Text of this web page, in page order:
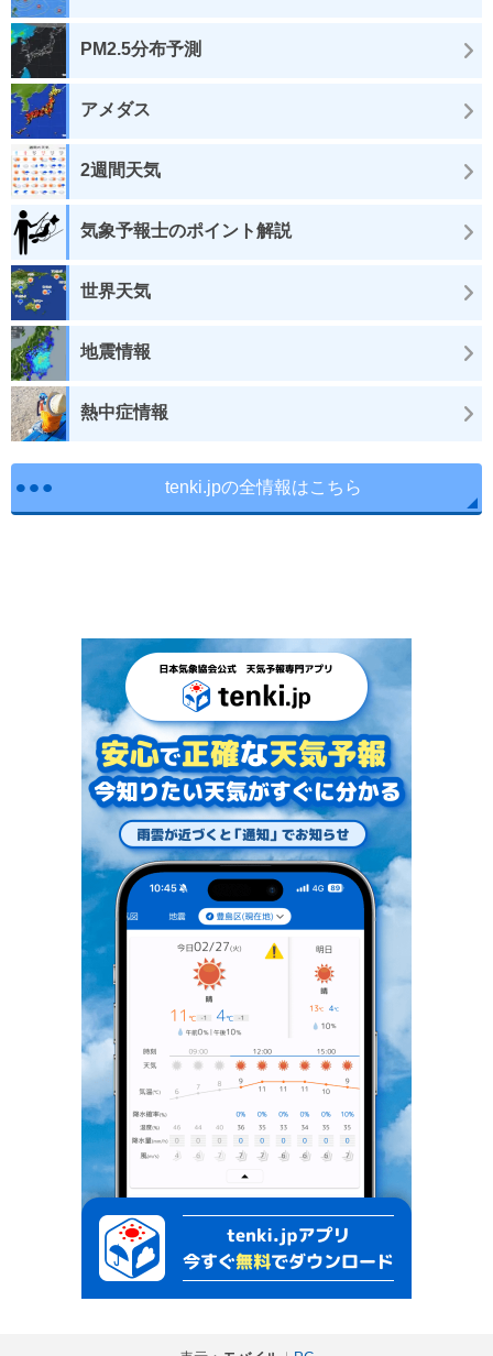
PM2.5分布予測
アメダス
2週間天気
気象予報士のポイント解説
世界天気
地震情報
熱中症情報
tenki.jpの全情報はこちら